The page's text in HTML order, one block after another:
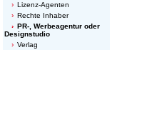
Lizenz-Agenten
Rechte Inhaber
PR-, Werbeagentur oder
Designstudio
Verlag